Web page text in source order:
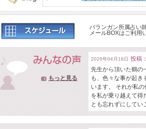
バランガン所属占い
メールBOXはご利用
もっと見る
2026年04月18日 投稿
先生から頂いた鶴の
も、色々な事が起き
います。 それが私
を私が乗り越えて得
とも忘れずにしてい